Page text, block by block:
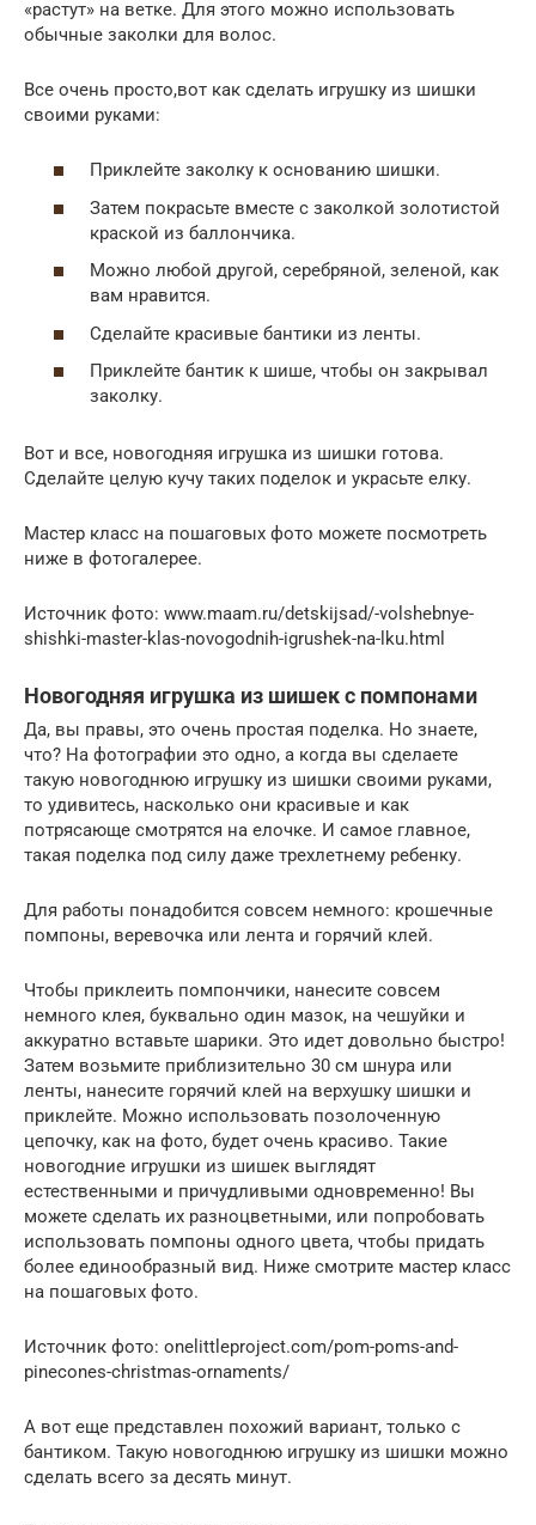
«растут» на ветке. Для этого можно использовать
обычные заколки для волос.
Все очень просто,вот как сделать игрушку из шишки
своими руками:
Приклейте заколку к основанию шишки.
Затем покрасьте вместе с заколкой золотистой
краской из баллончика.
Можно любой другой, серебряной, зеленой, как
вам нравится.
Сделайте красивые бантики из ленты.
Приклейте бантик к шише, чтобы он закрывал
заколку.
Вот и все, новогодняя игрушка из шишки готова.
Сделайте целую кучу таких поделок и украсьте елку.
Мастер класс на пошаговых фото можете посмотреть
ниже в фотогалерее.
Источник фото: www.maam.ru/detskijsad/-volshebnye-
shishki-master-klas-novogodnih-igrushek-na-lku.html
Новогодняя игрушка из шишек с помпонами
Да, вы правы, это очень простая поделка. Но знаете,
что? На фотографии это одно, а когда вы сделаете
такую новогоднюю игрушку из шишки своими руками,
то удивитесь, насколько они красивые и как
потрясающе смотрятся на елочке. И самое главное,
такая поделка под силу даже трехлетнему ребенку.
Для работы понадобится совсем немного: крошечные
помпоны, веревочка или лента и горячий клей.
Чтобы приклеить помпончики, нанесите совсем
немного клея, буквально один мазок, на чешуйки и
аккуратно вставьте шарики. Это идет довольно быстро!
Затем возьмите приблизительно 30 см шнура или
ленты, нанесите горячий клей на верхушку шишки и
приклейте. Можно использовать позолоченную
цепочку, как на фото, будет очень красиво. Такие
новогодние игрушки из шишек выглядят
естественными и причудливыми одновременно! Вы
можете сделать их разноцветными, или попробовать
использовать помпоны одного цвета, чтобы придать
более единообразный вид. Ниже смотрите мастер класс
на пошаговых фото.
Источник фото: onelittleproject.com/pom-poms-and-
pinecones-christmas-ornaments/
А вот еще представлен похожий вариант, только с
бантиком. Такую новогоднюю игрушку из шишки можно
сделать всего за десять минут.